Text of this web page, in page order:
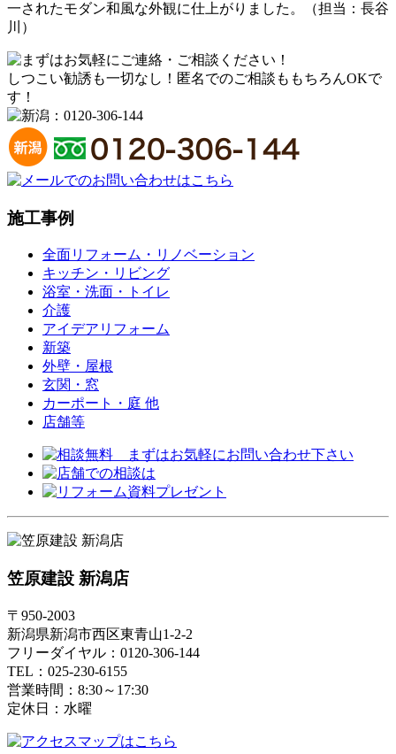
一されたモダン和風な外観に仕上がりました。（担当：長谷
川）
しつこい勧誘も一切なし！匿名でのご相談ももちろんOKで
す！
施工事例
全面リフォーム・リノベーション
キッチン・リビング
浴室・洗面・トイレ
介護
アイデアリフォーム
新築
外壁・屋根
玄関・窓
カーポート・庭 他
店舗等
笠原建設 新潟店
〒950-2003
新潟県新潟市西区東青山1-2-2
フリーダイヤル：0120-306-144
TEL：025-230-6155
営業時間：8:30～17:30
定休日：水曜